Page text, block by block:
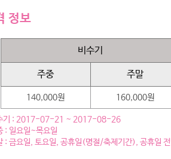
정보
비수기
주중 주말
140,000원 160,000원
기 : 2017-07-21 ~ 2017-08-26
: 일요일~목요일
: 금요일, 토요일, 공휴일(명절/축제기간), 공휴일